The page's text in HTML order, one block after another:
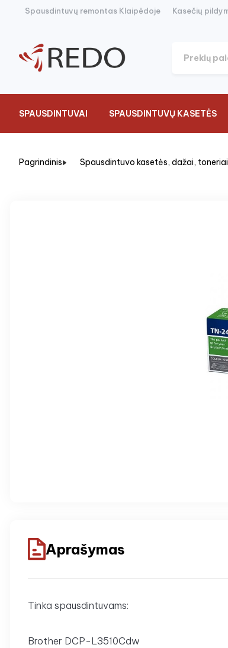
Spausdintuvų remontas Klaipėdoje Kasečių
SPAUSDINTUVAI SPAUSDINTUVŲ KASETĖS
Pagrindinis Spausdintuvo kasetės, dažai, toneriai
Aprašymas
Tinka spausdintuvams:
Brother DCP-L3510Cdw